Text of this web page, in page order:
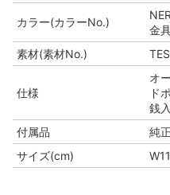
カラー(カラーNo.)
金
素材(素材No.)
仕様
オ
ド
銭
付属品
純
サイズ(cm)